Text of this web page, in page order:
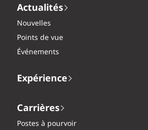
Actualités
Nouvelles
Points de vue
Événements
Expérience
Carrières
Postes à pourvoir